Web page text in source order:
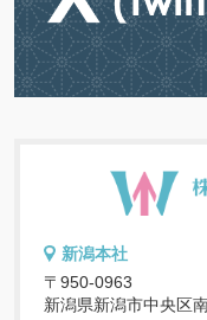
新潟本社
〒950-0963
新潟県新潟市中央区